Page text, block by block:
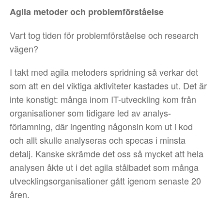
Agila metoder och problemförståelse
Vart tog tiden för problemförståelse och research
vägen?
I takt med agila metoders spridning så verkar det
som att en del viktiga aktiviteter kastades ut. Det är
inte konstigt: många inom IT-utveckling kom från
organisationer som tidigare led av analys-
förlamning, där ingenting någonsin kom ut i kod
och allt skulle analyseras och specas i minsta
detalj. Kanske skrämde det oss så mycket att hela
analysen åkte ut i det agila stålbadet som många
utvecklingsorganisationer gått igenom senaste 20
åren.